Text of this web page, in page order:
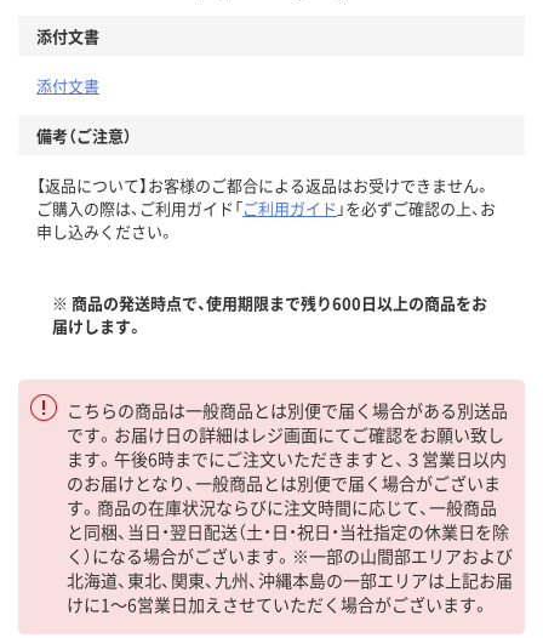
添付文書
添付文書
備考（ご注意）
【返品について】お客様のご都合による返品はお受けできません。
ご購入の際は、ご利用ガイド「ご利用ガイド 」を必ずご確認の上、お
申し込みください。
※ 商品の発送時点で、使用期限まで残り600日以上の商品をお
届けします。
こちらの商品は一般商品とは別便で届く場合がある別送品
です。お届け日の詳細はレジ画面にてご確認をお願い致し
ます。午後6時までにご注文いただきますと、３営業日以内
のお届けとなり、一般商品とは別便で届く場合がございま
す。商品の在庫状況ならびに注文時間に応じて、一般商品
と同梱、当日・翌日配送（土・日・祝日・当社指定の休業日を除
く）になる場合がございます。※一部の山間部エリアおよび
北海道、東北、関東、九州、沖縄本島の一部エリアは上記お届
けに1～6営業日加えさせていただく場合がございます。